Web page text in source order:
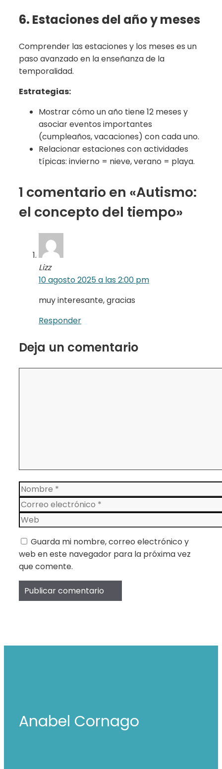
6. Estaciones del año y meses
Comprender las estaciones y los meses es un
paso avanzado en la enseñanza de la
temporalidad.
Estrategias:
Mostrar cómo un año tiene 12 meses y
asociar eventos importantes
(cumpleaños, vacaciones) con cada uno.
Relacionar estaciones con actividades
típicas: invierno = nieve, verano = playa.
1 comentario en «Autismo:
el concepto del tiempo»
Lizz
10 agosto 2025 a las 2:00 pm
muy interesante, gracias
Responder
Deja un comentario
Nombre
Correo
electrónico
Web
Guarda mi nombre, correo electrónico y
web en este navegador para la próxima vez
que comente.
Anabel Cornago